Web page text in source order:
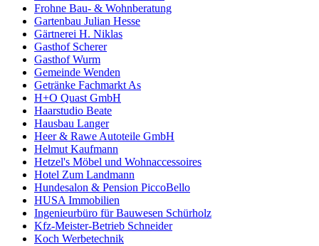
Frohne Bau- & Wohnberatung
Gartenbau Julian Hesse
Gärtnerei H. Niklas
Gasthof Scherer
Gasthof Wurm
Gemeinde Wenden
Getränke Fachmarkt As
H+O Quast GmbH
Haarstudio Beate
Hausbau Langer
Heer & Rawe Autoteile GmbH
Helmut Kaufmann
Hetzel's Möbel und Wohnaccessoires
Hotel Zum Landmann
Hundesalon & Pension PiccoBello
HUSA Immobilien
Ingenieurbüro für Bauwesen Schürholz
Kfz-Meister-Betrieb Schneider
Koch Werbetechnik